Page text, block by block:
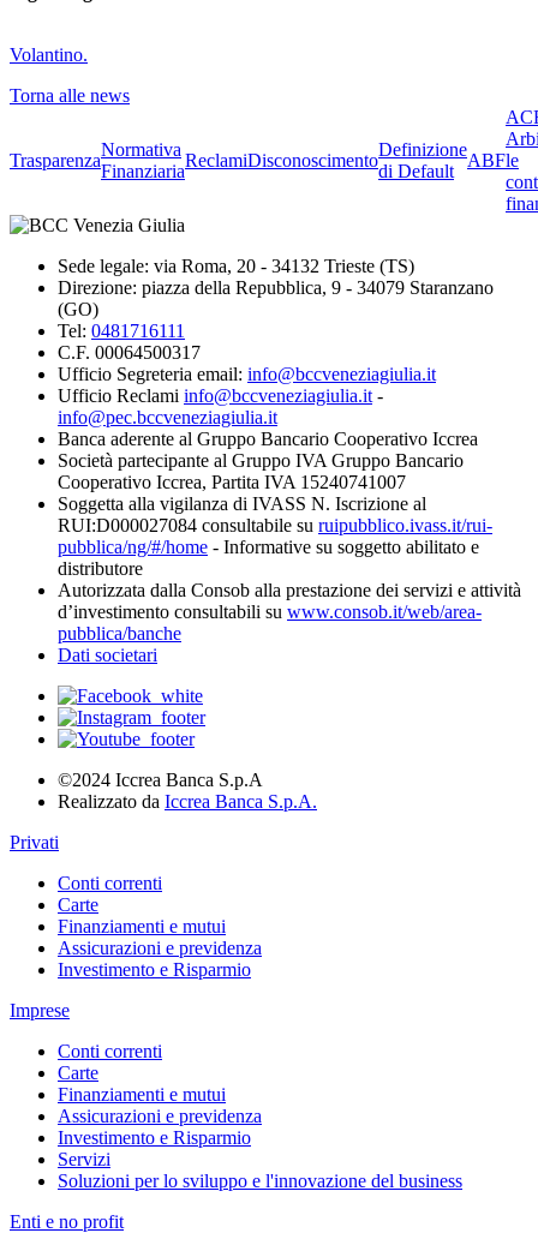
Volantino.
Torna alle news
Trasparenza
Normativa
Finanziaria
ReclamiDisconoscimento
Definizione
di Default
ABFle
Sede legale: via Roma, 20 - 34132 Trieste (TS)
Direzione: piazza della Repubblica, 9 - 34079 Staranzano
(GO)
Tel: 0481716111
C.F. 00064500317
Ufficio Segreteria email: info@bccveneziagiulia.it
Ufficio Reclami info@bccveneziagiulia.it -
info@pec.bccveneziagiulia.it
Banca aderente al Gruppo Bancario Cooperativo Iccrea
Società partecipante al Gruppo IVA Gruppo Bancario
Cooperativo Iccrea, Partita IVA 15240741007
Soggetta alla vigilanza di IVASS N. Iscrizione al
RUI:D000027084 consultabile su ruipubblico.ivass.it/rui-
pubblica/ng/#/home - Informative su soggetto abilitato e
distributore
Autorizzata dalla Consob alla prestazione dei servizi e attività
d’investimento consultabili su www.consob.it/web/area-
pubblica/banche
Dati societari
©2024 Iccrea Banca S.p.A
Realizzato da Iccrea Banca S.p.A.
Privati
Conti correnti
Carte
Finanziamenti e mutui
Assicurazioni e previdenza
Investimento e Risparmio
Imprese
Conti correnti
Carte
Finanziamenti e mutui
Assicurazioni e previdenza
Investimento e Risparmio
Servizi
Soluzioni per lo sviluppo e l'innovazione del business
Enti e no profit